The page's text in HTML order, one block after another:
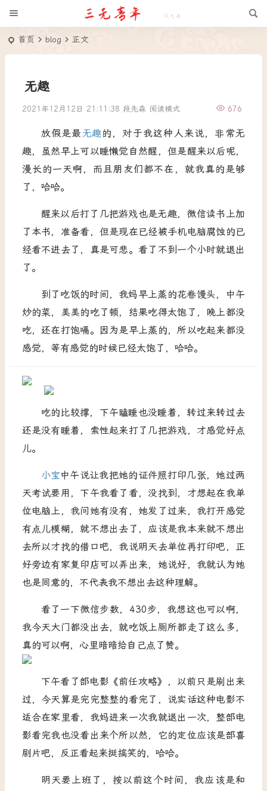
首页 blog 正文
无趣
2021年12月12日 21:11:38 段先森 676
阅读模式
放假是最 无趣 的，对于我这种人来说，非常无
趣，虽然早上可以睡懒觉自然醒，但是醒来以后呢，
漫长的一天啊，而且朋友们都不在，就我真的是够
了，哈哈。
醒来以后打了几把游戏也是无趣，微信读书上加
了本书，准备看，但是现在已经被手机电脑腐蚀的已
经看不进去了，真是可悲。看了不到一个小时就退出
了。
到了吃饭的时间，我妈早上蒸的花卷馒头，中午
炒的菜，美美的吃了顿，结果吃得太饱了，晚上都没
吃，还在打饱嗝。因为是早上蒸的，所以吃起来都没
感觉，等有感觉的时候已经太饱了，哈哈。
吃的比较撑，下午瞌睡也没睡着，转过来转过去
还是没有睡着，索性起来打了几把游戏，才感觉好点
儿。
小宝中午说让我把她的证件照打印几张，她过两
天考试要用，下午我看了看，没找到，才想起在我单
位电脑上，我问她有没有，她发了过来，我打开感觉
有点儿模糊，就不想出去了，应该是我本来就不想出
去所以才找的借口吧，我说明天去单位再打印吧，正
好旁边有家复印店可以弄出来，她说好，我就认为她
也是同意的，不代表我不想出去这种理解。
看了一下微信步数， 430步，我想这也可以啊，
我今天大门都没出去，就吃饭上厕所都走了这么多，
真的可以啊，心里暗暗给自己点了赞。
下午看了部电影《前任攻略》，以前只是刷出来
过，今天算是完完整整的看完了，说实话这种电影不
适合在家里看，我妈进来一次我就退出一次，整部电
影看完我也没看出来个所以然，它的定位应该是部喜
剧片吧，反正看起来挺搞笑的，哈哈。
明天要上班了，按以前这个时间，我应该是和